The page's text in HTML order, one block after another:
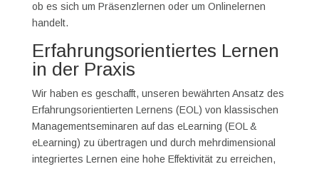
ob es sich um Präsenzlernen oder um Onlinelernen
handelt.
Erfahrungsorientiertes Lernen
in der Praxis
Wir haben es geschafft, unseren bewährten Ansatz des
Erfahrungsorientierten Lernens (EOL) von klassischen
Managementseminaren auf das eLearning (EOL &
eLearning) zu übertragen und durch mehrdimensional
integriertes Lernen eine hohe Effektivität zu erreichen,